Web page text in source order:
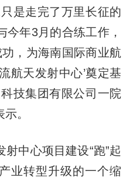
是走完了万里长征的
今年3月的合练工作，
，为海南国际商业航
航天发射中心’奠定基
技集团有限公司一院
。
中心项目建设“跑”起
业转型升级的一个缩